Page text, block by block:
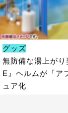
グッズ
無防備な湯上が
E』ヘルムが「ア
ュア化